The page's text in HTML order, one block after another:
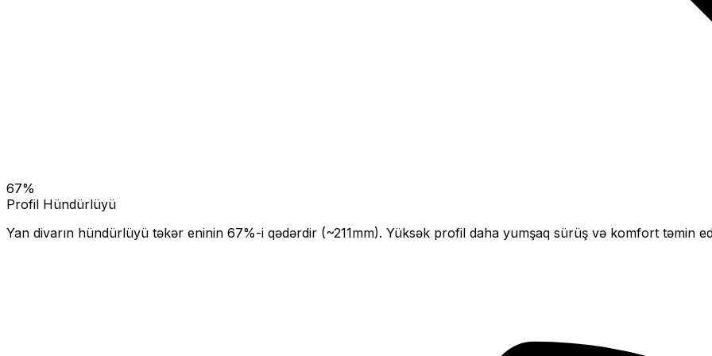
67%
Profil Hündürlüyü
Yan divarın hündürlüyü təkər eninin 67%-i qədərdir (~211mm). Yüksək profil daha yumşaq sürüş və komfort təmin